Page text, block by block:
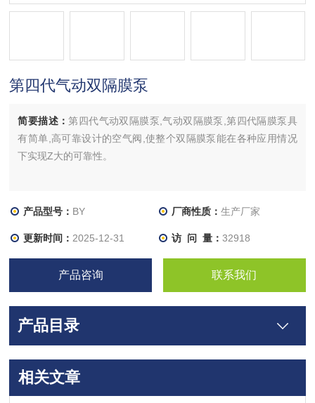
第四代气动双隔膜泵
简要描述：第四代气动双隔膜泵,气动双隔膜泵,第四代隔膜泵具
有简单,高可靠设计的空气阀,使整个双隔膜泵能在各种应用情况
下实现Z大的可靠性。
产品型号： BY 厂商性质： 生产厂家
更新时间： 2025-12-31 访 问 量： 32918
产品咨询 联系我们
产品目录
相关文章